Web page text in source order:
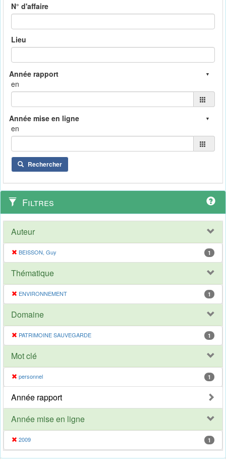
N° d'affaire
Lieu
en
en
Rechercher
Filtres
Auteur
BEISSON, Guy 1
Thématique
ENVIRONNEMENT 1
Domaine
PATRIMOINE SAUVEGARDE 1
Mot clé
personnel 1
Année rapport
Année mise en ligne
2009 1